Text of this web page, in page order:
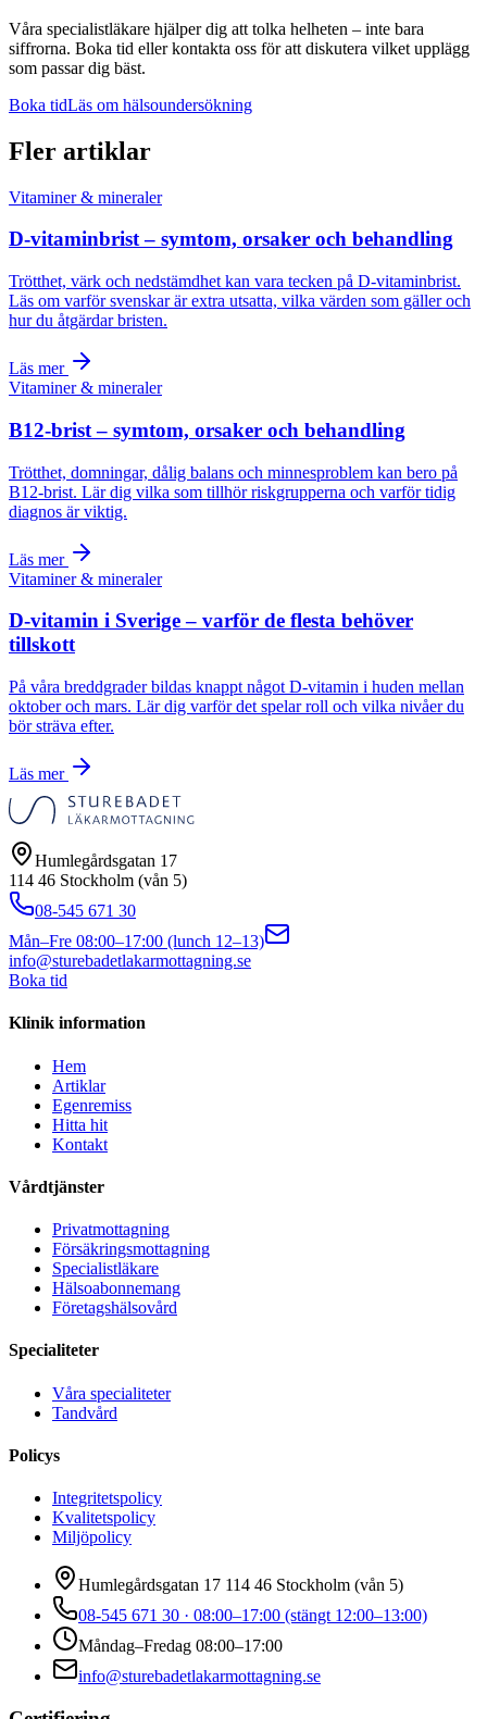
Våra specialistläkare hjälper dig att tolka helheten – inte bara
siffrorna. Boka tid eller kontakta oss för att diskutera vilket upplägg
som passar dig bäst.
Boka tidLäs om hälsoundersökning
Fler artiklar
Vitaminer & mineraler
D-vitaminbrist – symtom, orsaker och behandling
Trötthet, värk och nedstämdhet kan vara tecken på D-vitaminbrist.
Läs om varför svenskar är extra utsatta, vilka värden som gäller och
hur du åtgärdar bristen.
Läs mer
Vitaminer & mineraler
B12-brist – symtom, orsaker och behandling
Trötthet, domningar, dålig balans och minnesproblem kan bero på
B12-brist. Lär dig vilka som tillhör riskgrupperna och varför tidig
diagnos är viktig.
Läs mer
Vitaminer & mineraler
D-vitamin i Sverige – varför de flesta behöver
tillskott
På våra breddgrader bildas knappt något D-vitamin i huden mellan
oktober och mars. Lär dig varför det spelar roll och vilka nivåer du
bör sträva efter.
Läs mer
Humlegårdsgatan 17
114 46 Stockholm (vån 5)
08-545 671 30
Mån–Fre 08:00–17:00 (lunch 12–13)
info@sturebadetlakarmottagning.se
Boka tid
Klinik information
Hem
Artiklar
Egenremiss
Hitta hit
Kontakt
Vårdtjänster
Privatmottagning
Försäkringsmottagning
Specialistläkare
Hälsoabonnemang
Företagshälsovård
Specialiteter
Våra specialiteter
Tandvård
Policys
Integritetspolicy
Kvalitetspolicy
Miljöpolicy
Humlegårdsgatan 17 114 46 Stockholm (vån 5)
08-545 671 30 · 08:00–17:00 (stängt 12:00–13:00)
Måndag–Fredag 08:00–17:00
info@sturebadetlakarmottagning.se